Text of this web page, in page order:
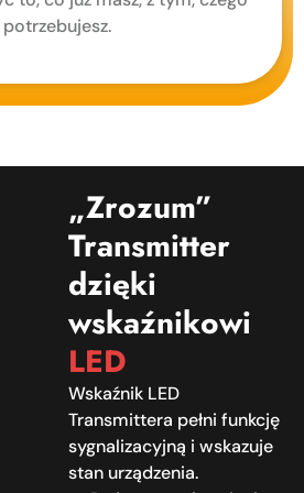
potrzebujesz.
„Zrozum”
Transmitter
dzięki
wskaźnikowi
LED
Wskaźnik LED
Transmittera pełni funkcję
sygnalizacyjną i wskazuje
stan urządzenia.